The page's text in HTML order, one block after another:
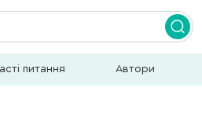
питання Автори